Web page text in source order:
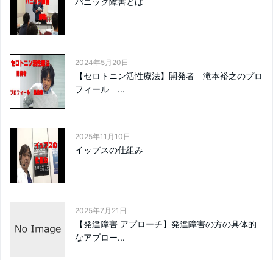
2024年5月20日
【セロトニン活性療法】開発者 滝本裕之のプロ
フィール ...
2025年11月10日
イップスの仕組み
2025年7月21日
【発達障害 アプローチ】発達障害の方の具体的
なアプロー...